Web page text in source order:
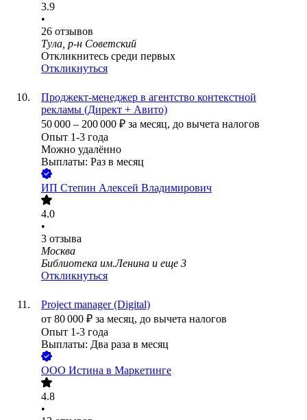
3.9
•
26 отзывов
Тула, р-н Советский
Откликнитесь среди первых
Откликнуться
Проджект-менеджер в агентство контекстной
рекламы (Директ + Авито)
50 000 – 200 000 ₽ за месяц, до вычета налогов
Опыт 1-3 года
Можно удалённо
Выплаты: Раз в месяц
ИП Степин Алексей Владимирович
4.0
•
3 отзыва
Москва
Библиотека им.Ленина и еще 3
Откликнуться
Project manager (Digital)
от 80 000 ₽ за месяц, до вычета налогов
Опыт 1-3 года
Выплаты: Два раза в месяц
ООО Истина в Маркетинге
4.8
•